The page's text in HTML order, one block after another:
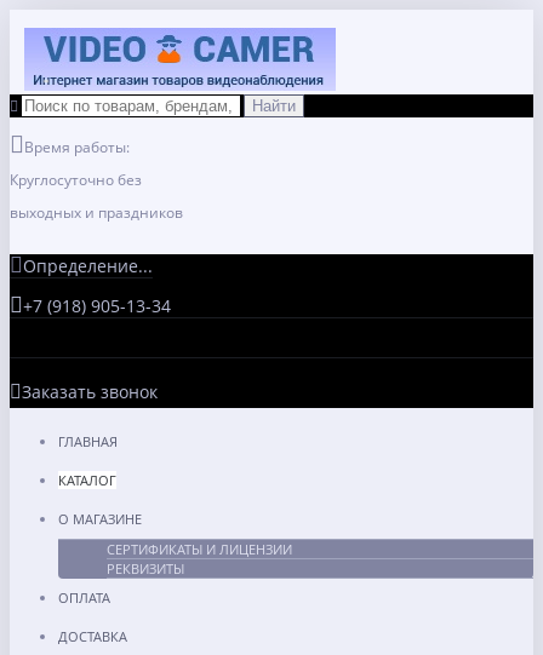
Время работы:
Круглосуточно без
выходных и праздников
Определение...
+7 (918) 905-13-34
Заказать звонок
ГЛАВНАЯ
КАТАЛОГ
О МАГАЗИНЕ
СЕРТИФИКАТЫ И ЛИЦЕНЗИИ
РЕКВИЗИТЫ
ОПЛАТА
ДОСТАВКА